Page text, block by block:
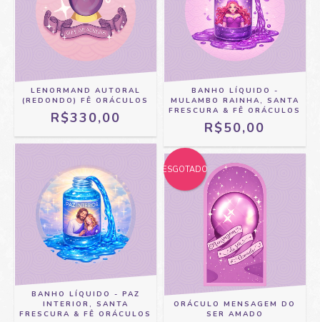
LENORMAND AUTORAL
(REDONDO) FÊ ORÁCULOS
R$330,00
BANHO LÍQUIDO -
MULAMBO RAINHA, SANTA
FRESCURA & FÊ ORÁCULOS
R$50,00
BANHO LÍQUIDO - PAZ
INTERIOR, SANTA
FRESCURA & FÊ ORÁCULOS
ESGOTADO
ORÁCULO MENSAGEM DO
SER AMADO